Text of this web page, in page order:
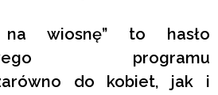
na wiosnę” to hasło
programu
do kobiet, jak i